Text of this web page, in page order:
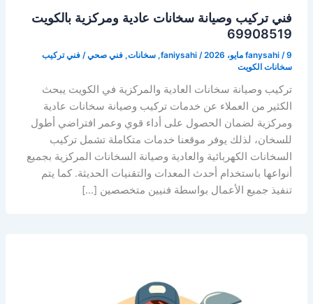
فني تركيب وصيانة سخانات عادية ومركزية بالكويت
69908519
fanysahi /9 مايو، 2026 /
faniysahi
, سخانات, فني صحي/ فني تركيب
سخانات الكويت
تركيب وصيانة سخانات العادية والمركزية في الكويت يبحث
الكثير من العملاء عن خدمات تركيب وصيانة سخانات عادية
ومركزية لضمان الحصول على أداء قوي وعمر افتراضي أطول
للسخان، لذلك يوفر موقعنا خدمات متكاملة تشمل تركيب
السخانات الكهربائية والعادية وصيانة السخانات المركزية بجميع
أنواعها باستخدام أحدث المعدات والتقنيات الحديثة. كما يتم
تنفيذ جميع الأعمال بواسطة فنيين متخصصين […]